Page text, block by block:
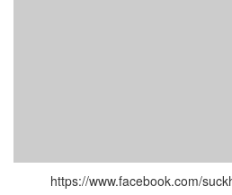
https://www.facebook.com/